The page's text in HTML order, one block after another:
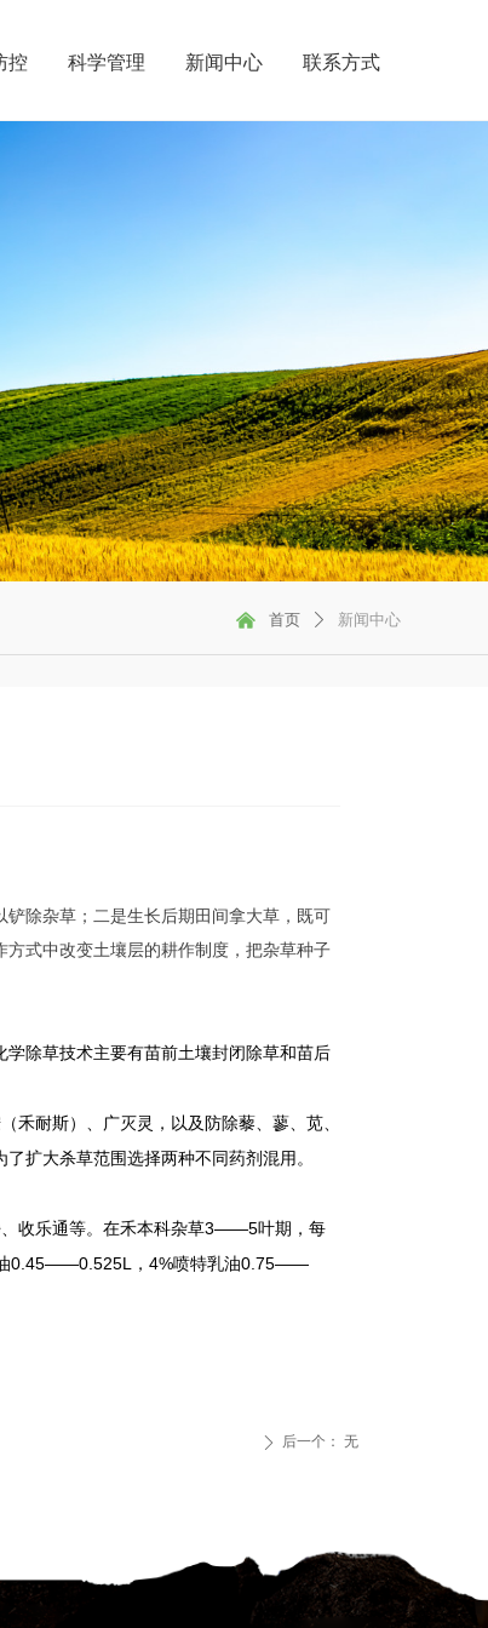
控 科学管理 新闻中心 联系方式
除杂草；二是生长后期田间拿大草，既可
式中改变土壤层的耕作制度，把杂草种子
除草技术主要有苗前土壤封闭除草和苗后
禾耐斯）、广灭灵，以及防除藜、蓼、苋、
扩大杀草范围选择两种不同药剂混用。
收乐通等。在禾本科杂草3——5叶期，每
0.45——0.525L ， 4%喷特乳油0.75——
낀 首页 ꄲ 新闻中心
ꄲ 后一个： 无